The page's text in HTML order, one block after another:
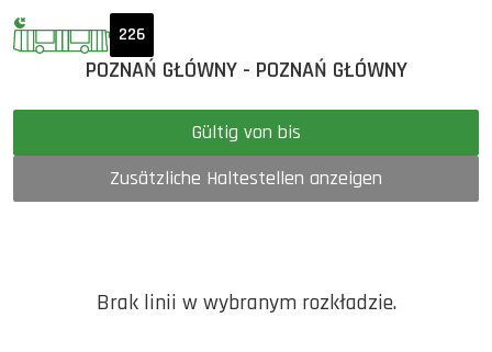
226
POZNAŃ GŁÓWNY - POZNAŃ GŁÓWNY
Gültig von bis
Zusätzliche Haltestellen anzeigen
Brak linii w wybranym rozkładzie.